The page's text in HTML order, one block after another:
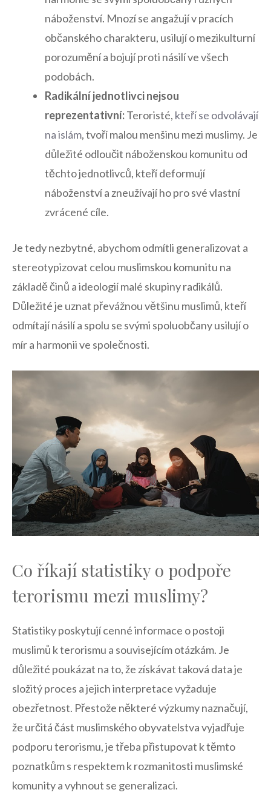
náboženství. Mnozí‍ se angažují v ⁤pracích
občanského charakteru, ​usilují o ​mezikulturní⁢
porozumění a bojují proti násilí ve všech
podobách.
Radikální jednotlivci nejsou
reprezentativní:Teroristé, kteří⁢ se odvolávají
na ⁣islám, tvoří malou menšinu mezi muslimy.​ Je
důležité odloučit náboženskou⁣ komunitu od
‍těchto‍ jednotlivců,‍ kteří deformují
náboženství a zneužívají ho ​pro své vlastní
⁣zvrácené ⁣cíle.
Je ⁣tedy nezbytné, abychom odmítli generalizovat a
stereotypizovat celou muslimskou komunitu na
základě ‍činů a ‍ideologií malé skupiny radikálů.
‌Důležité je‌ uznat převážnou většinu muslimů, kteří
odmítají násilí a spolu se svými⁣ spoluobčany ​usilují o
mír a harmonii ve společnosti.
Co říkají statistiky o podpoře
terorismu mezi muslimy?
Statistiky poskytují ⁣cenné informace o postoji
muslimů k terorismu a souvisejícím‍ otázkám. Je
důležité poukázat na to, že ⁣získávat taková data je
složitý‌ proces a jejich ‌interpretace ⁣vyžaduje
obezřetnost. Přestože některé výzkumy naznačují,
že určitá část muslimského obyvatelstva vyjadřuje
⁤podporu terorismu, je třeba‌ přistupovat k těmto
poznatkům s respektem k​ rozmanitosti muslimské
⁢komunity a vyhnout se generalizaci.